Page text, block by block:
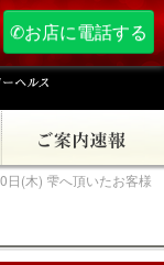
✆お店に電話する
日(木) 雫へ頂いたお客様